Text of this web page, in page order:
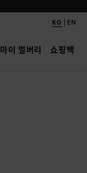
KO | EN
마이 멀버리 쇼핑백